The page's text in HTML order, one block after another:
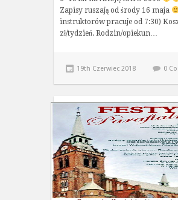
Zapisy ruszają od środy 16 maja
instruktorów pracuje od 7:30)
zł/tydzień. Rodzin/opiekun…
19th Czerwiec 2018 0